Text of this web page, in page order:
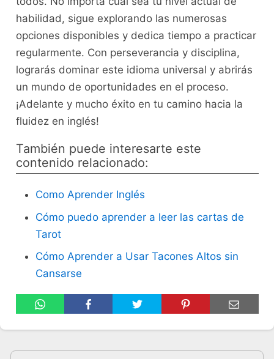
habilidad, ‍sigue explorando las numerosas⁢
opciones⁤ disponibles y dedica tiempo a ‌practicar
regularmente. ‌Con ‌perseverancia​ y disciplina,
lograrás dominar este idioma​ universal‌ y abrirás⁣
un mundo de‌ oportunidades en el proceso.
¡Adelante y ⁣mucho‌ éxito en tu ‌camino hacia la
fluidez en inglés!⁤
También puede interesarte este
contenido relacionado:
Como Aprender Inglés
Cómo puedo aprender a leer las cartas de
Tarot
Cómo Aprender a Usar Tacones Altos sin
Cansarse